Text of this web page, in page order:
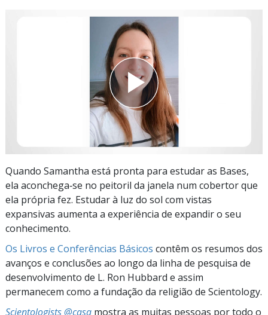
Quando Samantha está pronta para estudar as Bases,
ela aconchega‑se no peitoril da janela num cobertor que
ela própria fez. Estudar à luz do sol com vistas
expansivas aumenta a experiência de expandir o seu
conhecimento.
Os Livros e Conferências Básicos contêm os resumos dos
avanços e conclusões ao longo da linha de pesquisa de
desenvolvimento de L. Ron Hubbard e assim
permanecem como a fundação da religião de Scientology.
Scientologists @casa mostra as muitas pessoas por todo o